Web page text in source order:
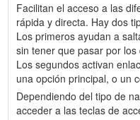
Facilitan el acceso a las
rápida y directa. Hay dos
Los primeros ayudan a
sin tener que pasar por
Los segundos activan
una opción principal, o un
Dependiendo del tipo de
acceder a las teclas de